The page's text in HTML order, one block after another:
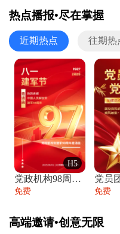
热点播报•尽在掌握
近期热点 往期热
H5
党政机构98周年八一建军节庆祝晚会活动邀
免费 免费
高端邀请•创意无限